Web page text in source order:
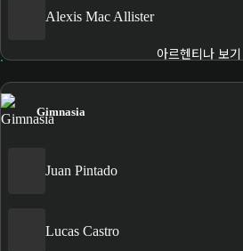
Alexis Mac Allister
아르헨티나 보기
Gimnasia
Juan Pintado
Lucas Castro